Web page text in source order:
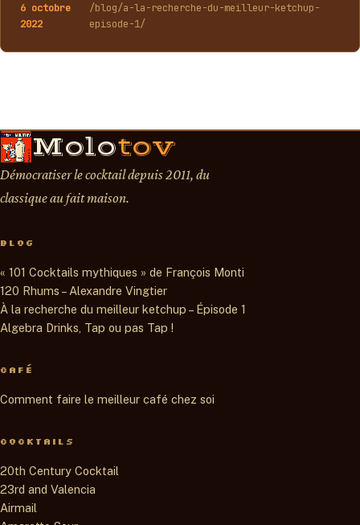
6 octobre
2022
/blog/a-la-recherche-du-meilleur-ketchup-
episode-1/
Molotov
Démocratiser le cocktail depuis 2011, du
classique au fait maison.
BLOG
« 101 Cocktails mythiques » de François Monti
120 Rhums – Alexandre Vingtier
À la recherche du meilleur ketchup – Épisode 1
Algebra Drinks, Tap ou pas Tap !
CAFÉ
Comment faire le meilleur café chez soi
COCKTAILS
20th Century Cocktail
23rd and Valencia
Airmail